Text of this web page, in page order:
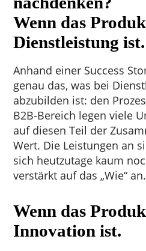
Wenn das
Dienstleistung ist.
Anhand einer Success
genau das, was bei
abzubilden ist: den
B2B-Bereich legen viele
auf diesen Teil der
Wert. Die Leistungen an
sich heutzutage kaum
verstärkt auf das „Wie“ an.
Wenn das
Innovation ist.